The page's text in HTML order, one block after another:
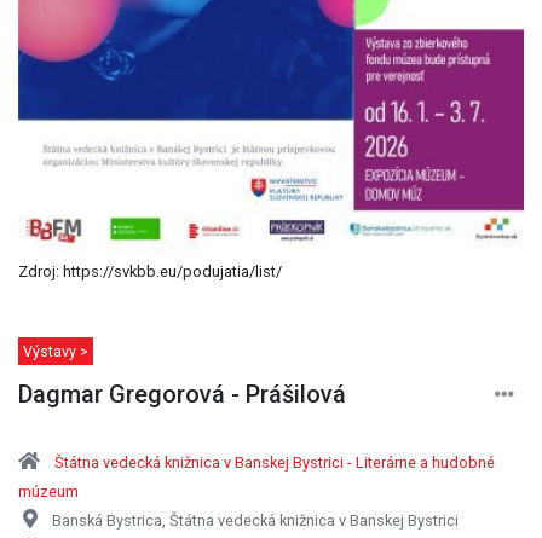
Zdroj: https://svkbb.eu/podujatia/list/
Výstavy >
Dagmar Gregorová - Prášilová
Štátna vedecká knižnica v Banskej Bystrici - Literárne a hudobné
múzeum
Banská Bystrica, Štátna vedecká knižnica v Banskej Bystrici